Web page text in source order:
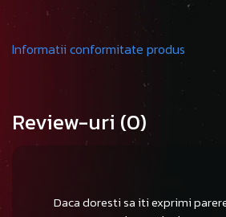
Informatii conformitate produs
Review-uri (0)
Daca doresti sa iti exprimi